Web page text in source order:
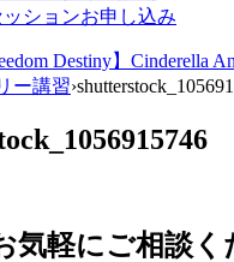
ションお申し込み
Destiny】Cinderella
ー講習›
気軽にご相談く